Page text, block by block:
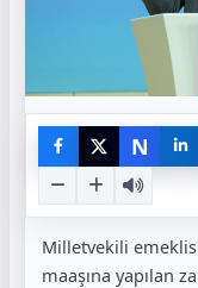
N
Milletvekili
maaşına yapılan